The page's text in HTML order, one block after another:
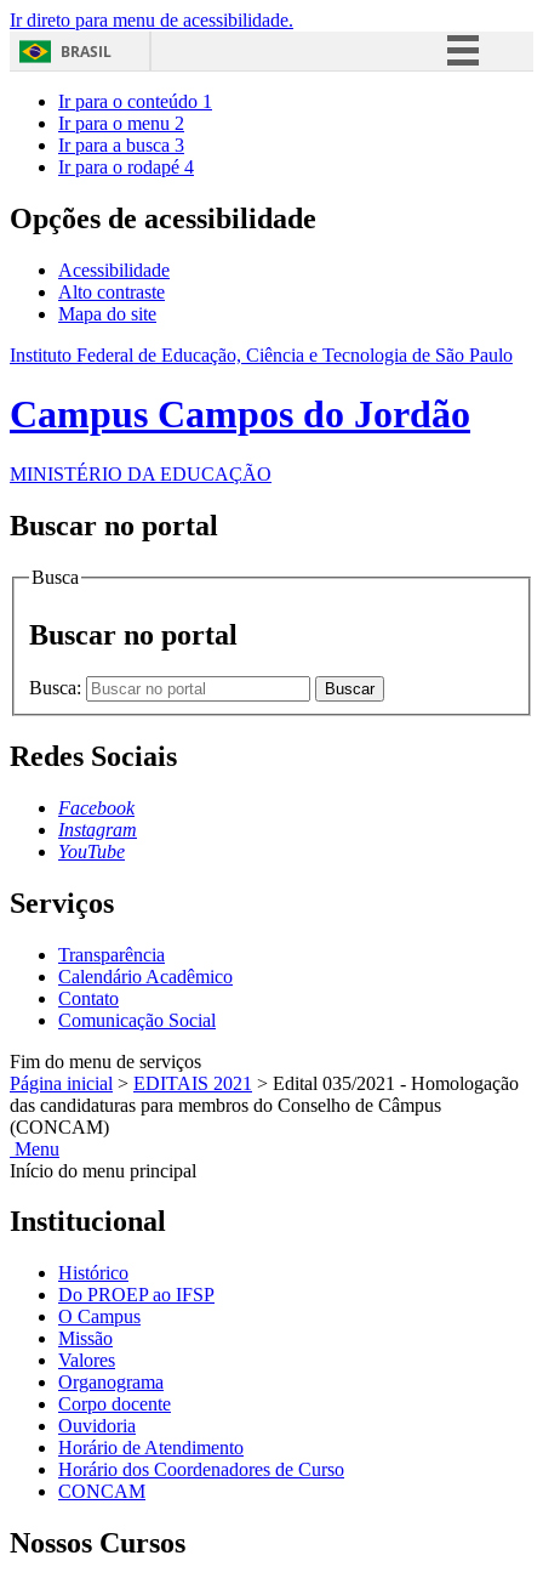
Ir direto para menu de acessibilidade.
BRASIL
Acesso à informação
Ir para o conteúdo 1
Ir para o menu 2
Ir para a busca 3
Ir para o rodapé 4
Opções de acessibilidade
Acessibilidade
Alto contraste
Mapa do site
Instituto Federal de Educação, Ciência e Tecnologia de São Paulo
Campus Campos do Jordão
MINISTÉRIO DA EDUCAÇÃO
Buscar no portal
Busca
Buscar no portal
Busca: Buscar
Redes Sociais
Facebook
Instagram
YouTube
Serviços
Transparência
Calendário Acadêmico
Contato
Comunicação Social
Fim do menu de serviços
Página inicial > EDITAIS 2021 > Edital 035/2021 - Homologação
das candidaturas para membros do Conselho de Câmpus
(CONCAM)
Menu
Início do menu principal
Institucional
Histórico
Do PROEP ao IFSP
O Campus
Missão
Valores
Organograma
Corpo docente
Ouvidoria
Horário de Atendimento
Horário dos Coordenadores de Curso
CONCAM
Nossos Cursos